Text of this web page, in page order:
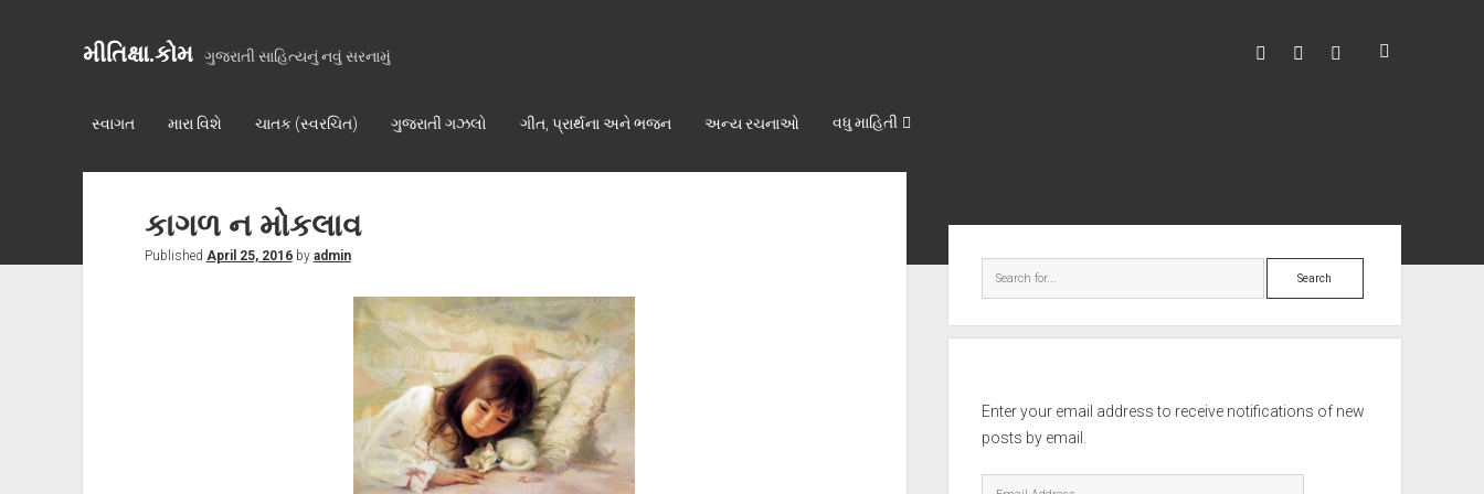
મીતિક્ષા.કોમ ગુજરાતી સાહિત્યનું નવું સરનામું
facebook
youtubehello@mitixa.com
સ્વાગત મારા વિશે ચાતક (સ્વરચિત) ગુજરાતી ગઝલો ગીત, પ્રાર્થના અને ભજન અન્ય રચનાઓ વધુ માહિતી
કાગળ ન મોકલાવ
Published April 25, 2016by admin
Search
Enter your email address to receive notifications of new
posts by email.
Email